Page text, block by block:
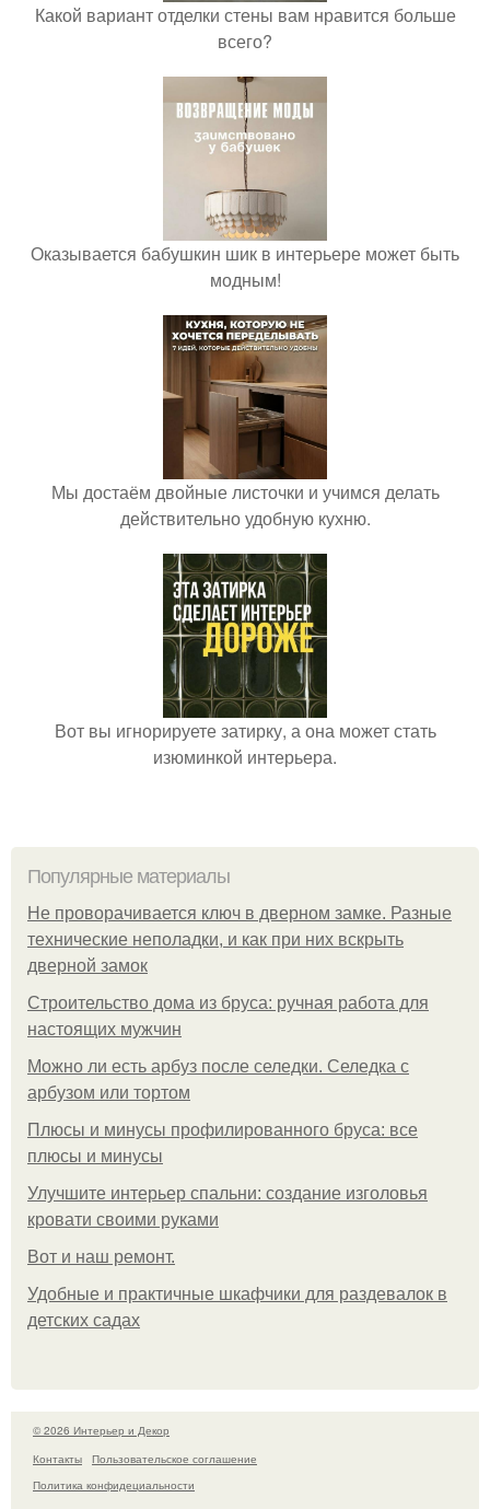
Какой вариант отделки стены вам нравится больше
всего?
Оказывается бабушкин шик в интерьере может быть
модным!
Мы достаём двойные листочки и учимся делать
действительно удобную кухню.
Вот вы игнорируете затирку, а она может стать
изюминкой интерьера.
Популярные материалы
Не проворачивается ключ в дверном замке. Разные
технические неполадки, и как при них вскрыть
дверной замок
Строительство дома из бруса: ручная работа для
настоящих мужчин
Можно ли есть арбуз после селедки. Селедка с
арбузом или тортом
Плюсы и минусы профилированного бруса: все
плюсы и минусы
Улучшите интерьер спальни: создание изголовья
кровати своими руками
Boт и наш ремoнт.
Удобные и практичные шкафчики для раздевалок в
детских садах
© 2026 Интерьер и Декор
Контакты
Пользовательское соглашение
Политика конфидециальности